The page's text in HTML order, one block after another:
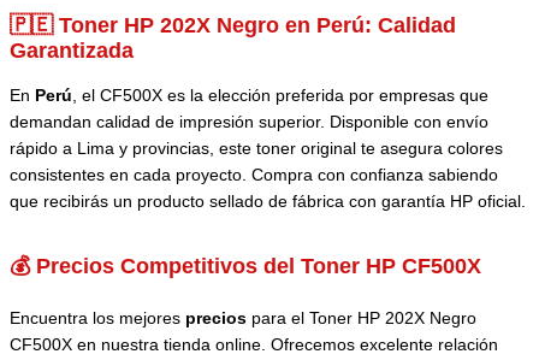
🇵🇪 Toner HP 202X Negro en Perú: Calidad
Garantizada
En Perú, el CF500X es la elección preferida por empresas que
demandan calidad de impresión superior. Disponible con envío
rápido a Lima y provincias, este toner original te asegura colores
consistentes en cada proyecto. Compra con confianza sabiendo
que recibirás un producto sellado de fábrica con garantía HP oficial.
💰 Precios Competitivos del Toner HP CF500X
Encuentra los mejores precios para el Toner HP 202X Negro
CF500X en nuestra tienda online. Ofrecemos excelente relación